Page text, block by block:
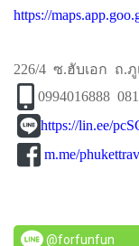
https://
226/4 ซ.ฮับเอก ถ.
0994016888
https://lin.ee/
m.me/
@forfunfun